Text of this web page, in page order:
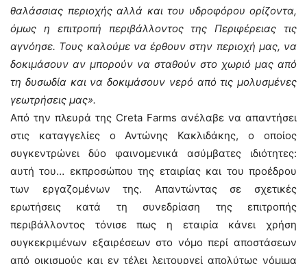
θαλάσσιας περιοχής αλλά και του υδροφόρου ορίζοντα,
όμως η επιτροπή περιβάλλοντος της Περιφέρειας τις
αγνόησε. Τους καλούμε να έρθουν στην περιοχή μας, να
δοκιμάσουν αν μπορούν να σταθούν στο χωριό μας από
τη δυσωδία και να δοκιμάσουν νερό από τις μολυσμένες
γεωτρήσεις μας».
Από την πλευρά της Creta Farms ανέλαβε να απαντήσει
στις καταγγελίες ο Αντώνης Κακλιδάκης, ο οποίος
συγκεντρώνει δύο φαινομενικά ασύμβατες ιδιότητες:
αυτή του… εκπροσώπου της εταιρίας και του προέδρου
των εργαζομένων της. Απαντώντας σε σχετικές
ερωτήσεις κατά τη συνεδρίαση της επιτροπής
περιβάλλοντος τόνισε πως η εταιρία κάνει χρήση
συγκεκριμένων εξαιρέσεων στο νόμο περί αποστάσεων
από οικισμούς και εν τέλει λειτουργεί απολύτως νόμιμα